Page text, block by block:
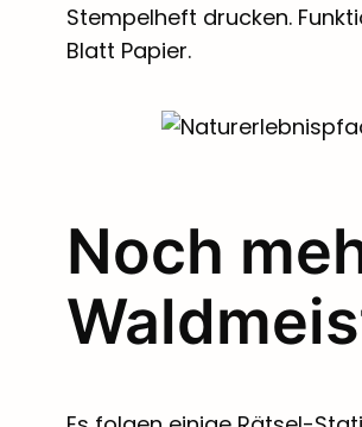
Stempelheft drucken.
Blatt Papier.
Noch